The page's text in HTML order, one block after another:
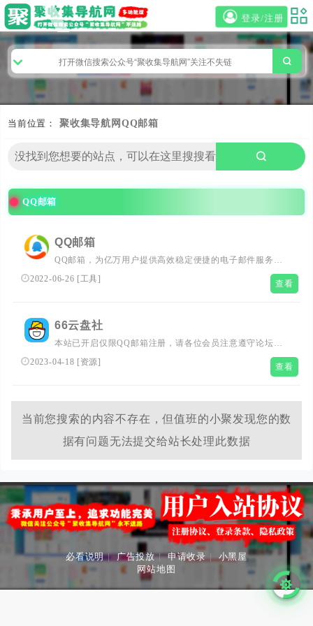
登录/注册
当前位置： 聚收集导航网 QQ邮箱
QQ邮箱
QQ邮箱
QQ邮箱，为亿万用户提供高效稳定便捷的电子邮件服务。
你可以在电脑网页、iOS/iPad客户端、及Android客户端上
使用它，通过邮件发送3G的超大附件，体验文件中转站、
2022-06-26 [工具] 查看
66云盘社
本站已开启仅限QQ邮箱注册，请各位会员注意遵守论坛规
则，不发布黄、堵、毒、恶意广告等内容，否则将拉黑并封
2023-04-18 [资源] 查看
当前您搜索的内容不存在，但值班的小聚发现您的数
据有问题无法提交给站长处理此数据
必看说明 | 广告投放 | 申请收录 | 小黑屋
网站地图